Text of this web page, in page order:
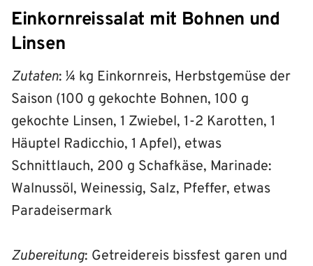
Einkornreissalat mit Bohnen und
Linsen
Zutaten: ¼ kg Einkornreis, Herbstgemüse der
Saison (100 g gekochte Bohnen, 100 g
gekochte Linsen, 1 Zwiebel, 1-2 Karotten, 1
Häuptel Radicchio, 1 Apfel), etwas
Schnittlauch, 200 g Schafkäse, Marinade:
Walnussöl, Weinessig, Salz, Pfeffer, etwas
Paradeisermark
Zubereitung: Getreidereis bissfest garen und